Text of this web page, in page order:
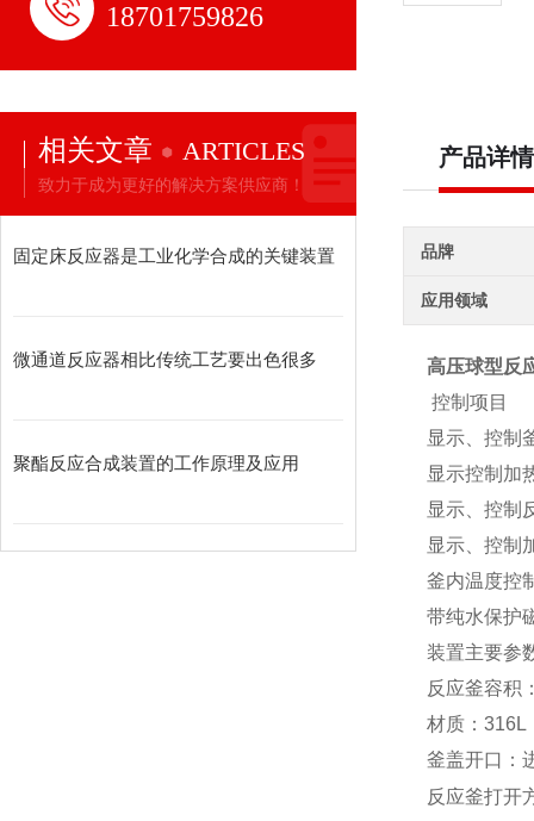
产品详情
品牌
应用领域
高压球型反
控制项目
显示、控制
显示控制加
显示、控制
显示、控制
釜内温度控
带纯水保护
装置主要参
反应釜容积
材质： 316L
釜盖开口：
反应釜打开
18701759826
相关文章 ARTICLES
致力于成为更好的解决方案供应商！
固定床反应器是工业化学合成的关键装置
微通道反应器相比传统工艺要出色很多
聚酯反应合成装置的工作原理及应用